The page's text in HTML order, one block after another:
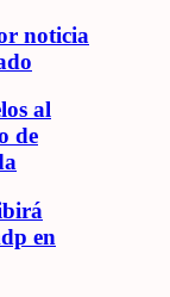
noticia
al
de
en